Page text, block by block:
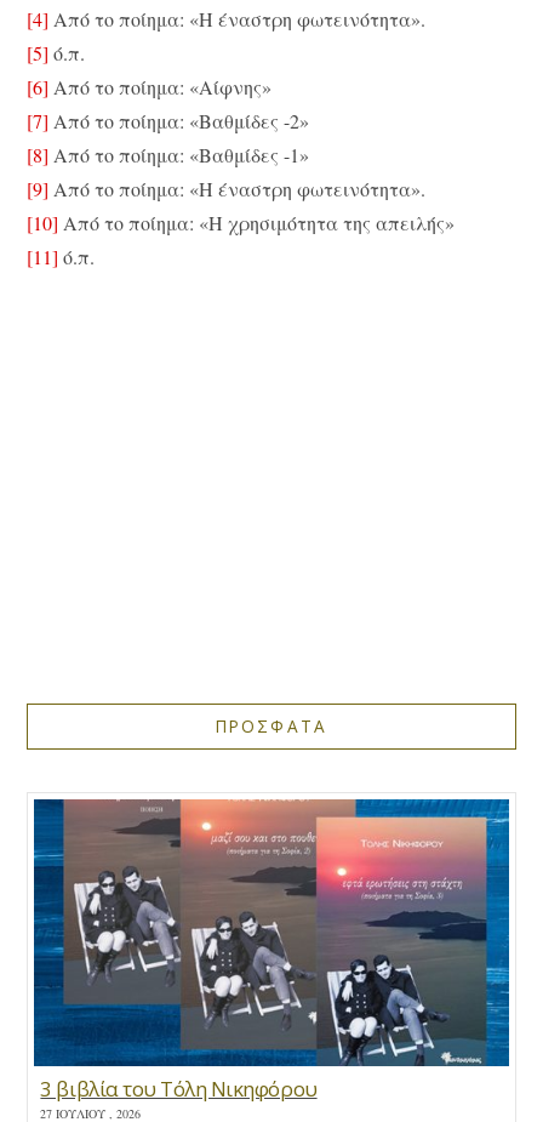
[4] Από το ποίημα: «Η έναστρη φωτεινότητα».
[5] ό.π.
[6] Από το ποίημα: «Αίφνης»
[7] Από το ποίημα: «Βαθμίδες -2»
[8] Από το ποίημα: «Βαθμίδες -1»
[9] Από το ποίημα: «Η έναστρη φωτεινότητα».
[10] Από το ποίημα: «Η χρησιμότητα της απειλής»
[11] ό.π.
ΠΡΟΣΦΑΤΑ
3 βιβλία του Τόλη Νικηφόρου
27 ΙΟΥΛΊΟΥ , 2026